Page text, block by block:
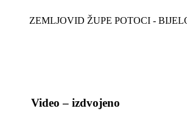
ZEMLJOVID ŽUPE POTOCI -
Video – izdvojeno